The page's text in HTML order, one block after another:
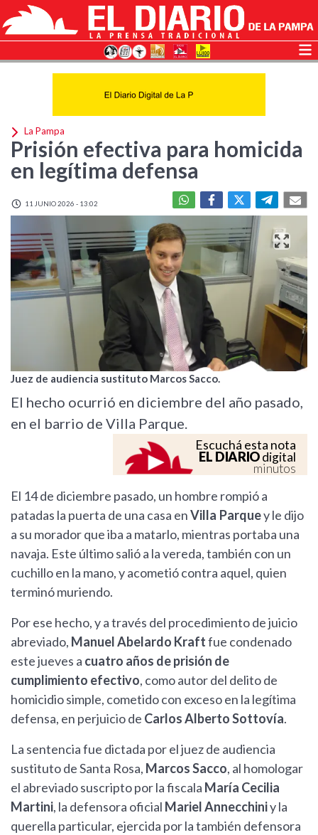
La Pampa
Prisión efectiva para homicida
en legítima defensa
11 JUNIO 2026 - 13:02
Juez de audiencia sustituto Marcos Sacco.
El hecho ocurrió en diciembre del año pasado,
en el barrio de Villa Parque.
Escuchá esta nota
EL DIARIOdigital
minutos
El 14 de diciembre pasado, un hombre rompió a
patadas la puerta de una casa enVilla Parquey le dijo
a su morador que iba a matarlo, mientras portaba una
navaja. Este último salió a la vereda, también con un
cuchillo en la mano, y acometió contra aquel, quien
terminó muriendo.
Por ese hecho, y a través del procedimiento de juicio
abreviado, Manuel Abelardo Kraftfue condenado
este jueves a cuatro años de prisión de
cumplimiento efectivo, como autor del delito de
homicidio simple, cometido con exceso en la legítima
defensa, en perjuicio de Carlos Alberto Sottovía.
La sentencia fue dictada por el juez de audiencia
sustituto de Santa Rosa, Marcos Sacco, al homologar
el abreviado suscripto por la fiscala María Cecilia
Martini, la defensora oficial Mariel Annecchiniy la
querella particular, ejercida por la también defensora